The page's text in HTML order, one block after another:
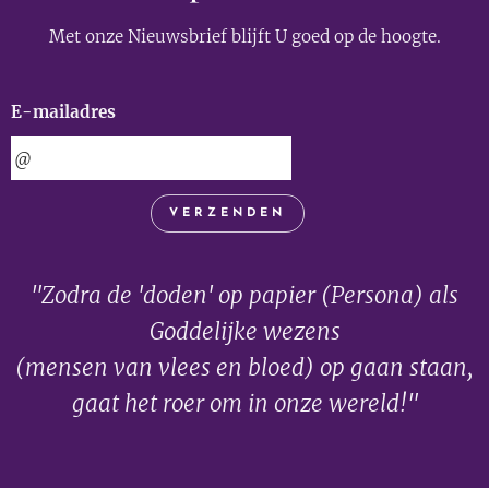
Met onze Nieuwsbrief blijft U goed op de hoogte.
E-mailadres
VERZENDEN
"Zodra de 'doden' op papier (Persona) als
Goddelijke wezens
(mensen van vlees en bloed) op gaan staan,
gaat het roer om in onze wereld!"